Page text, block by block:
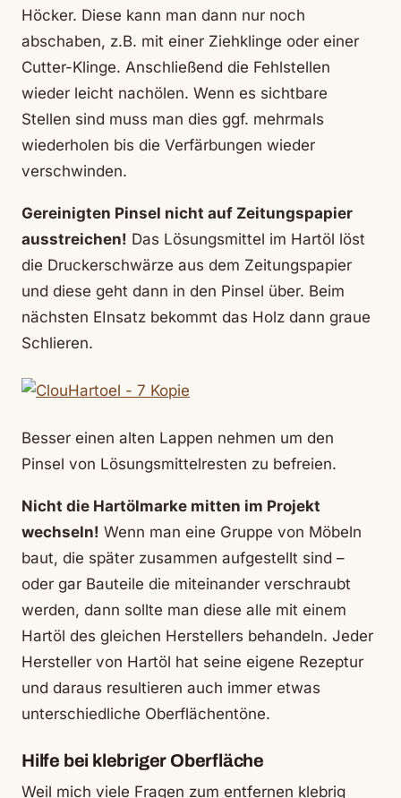
Höcker. Diese kann man dann nur noch
abschaben, z.B. mit einer Ziehklinge oder einer
Cutter-Klinge. Anschließend die Fehlstellen
wieder leicht nachölen. Wenn es sichtbare
Stellen sind muss man dies ggf. mehrmals
wiederholen bis die Verfärbungen wieder
verschwinden.
Gereinigten Pinsel nicht auf Zeitungspapier
ausstreichen! Das Lösungsmittel im Hartöl löst
die Druckerschwärze aus dem Zeitungspapier
und diese geht dann in den Pinsel über. Beim
nächsten EInsatz bekommt das Holz dann graue
Schlieren.
Besser einen alten Lappen nehmen um den
Pinsel von Lösungsmittelresten zu befreien.
Nicht die Hartölmarke mitten im Projekt
wechseln! Wenn man eine Gruppe von Möbeln
baut, die später zusammen aufgestellt sind –
oder gar Bauteile die miteinander verschraubt
werden, dann sollte man diese alle mit einem
Hartöl des gleichen Herstellers behandeln. Jeder
Hersteller von Hartöl hat seine eigene Rezeptur
und daraus resultieren auch immer etwas
unterschiedliche Oberflächentöne.
Hilfe bei klebriger Oberfläche
Weil mich viele Fragen zum entfernen klebrig